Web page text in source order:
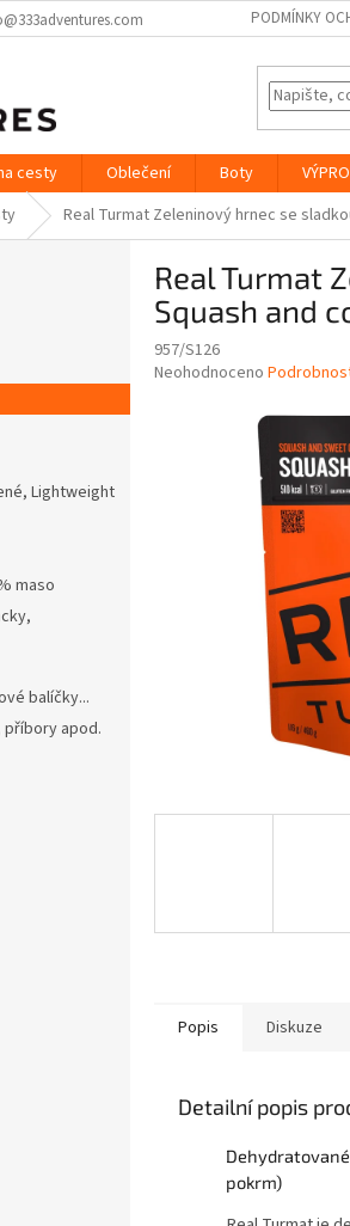
PODMÍNKY
cesty Oblečení Boty
Real Turmat Zeleninový hrnec se
Lightweight
maso
balíčky...
příbory apod.
Real Turmat
Squash and
957/S126
Průměrné
Neohodnoceno
Popis Diskuze
Detailní popis
pokrm)